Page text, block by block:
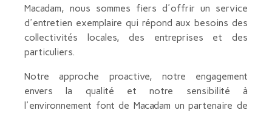
Macadam, nous sommes fiers d'offrir un service
d'entretien exemplaire qui répond aux besoins des
collectivités locales, des entreprises et des
particuliers.
Notre approche proactive, notre engagement
envers la qualité et notre sensibilité à
l'environnement font de Macadam un partenaire de